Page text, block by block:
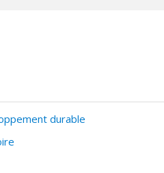
des travaux publics de l’État
durable